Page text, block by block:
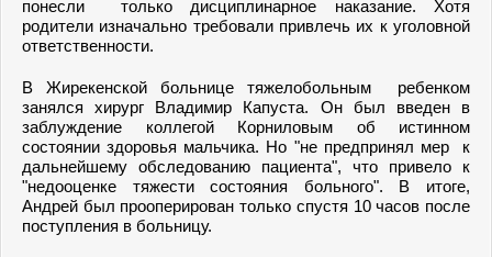
понесли только дисциплинарное наказание. Хотя
родители изначально требовали привлечь их к уголовной
ответственности.
В Жирекенской больнице тяжелобольным ребенком
занялся хирург Владимир Капуста. Он был введен в
заблуждение коллегой Корниловым об истинном
состоянии здоровья мальчика. Но "не предпринял мер к
дальнейшему обследованию пациента", что привело к
"недооценке тяжести состояния больного". В итоге,
Андрей был прооперирован только спустя 10 часов после
поступления в больницу.